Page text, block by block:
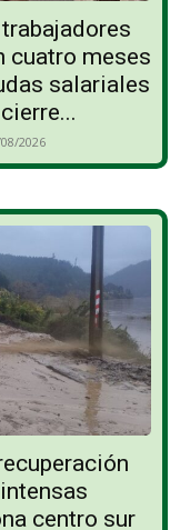
cuatro meses
salariales
2026
centro sur